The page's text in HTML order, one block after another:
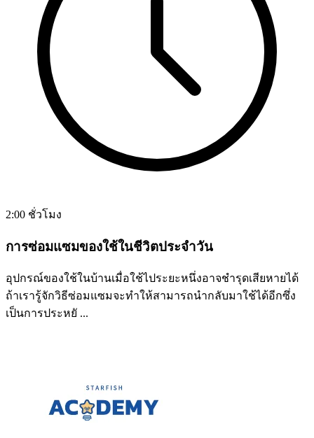
2:00 ชั่วโมง
การซ่อมแซมของใช้ในชีวิตประจำวัน
อุปกรณ์ของใช้ในบ้านเมื่อใช้ไประยะหนึ่งอาจชำรุดเสียหายได้
ถ้าเรารู้จักวิธีซ่อมแซมจะทำให้สามารถนำกลับมาใช้ได้อีกซึ่ง
เป็นการประหยั ...